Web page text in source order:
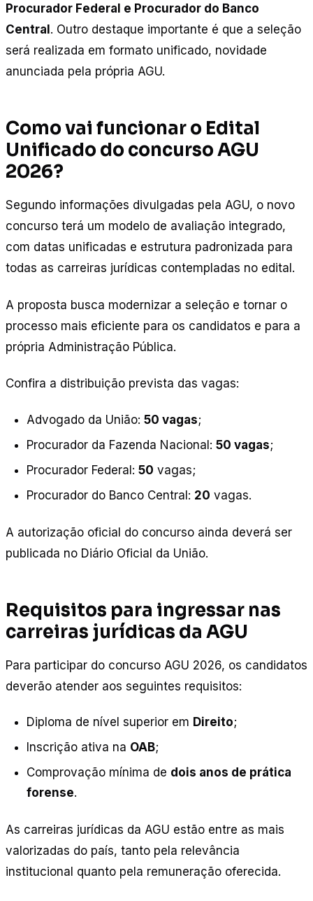
Procurador Federal e Procurador do Banco
Central. Outro destaque importante é que a seleção
será realizada em formato unificado, novidade
anunciada pela própria AGU.
Como vai funcionar o Edital
Unificado do concurso AGU
2026?
Segundo informações divulgadas pela AGU, o novo
concurso terá um modelo de avaliação integrado,
com datas unificadas e estrutura padronizada para
todas as carreiras jurídicas contempladas no edital.
A proposta busca modernizar a seleção e tornar o
processo mais eficiente para os candidatos e para a
própria Administração Pública.
Confira a distribuição prevista das vagas:
Advogado da União: 50 vagas;
Procurador da Fazenda Nacional: 50 vagas;
Procurador Federal: 50 vagas;
Procurador do Banco Central: 20 vagas.
A autorização oficial do concurso ainda deverá ser
publicada no Diário Oficial da União.
Requisitos para ingressar nas
carreiras jurídicas da AGU
Para participar do concurso AGU 2026, os candidatos
deverão atender aos seguintes requisitos:
Diploma de nível superior em Direito;
Inscrição ativa na OAB;
Comprovação mínima de dois anos de prática
forense.
As carreiras jurídicas da AGU estão entre as mais
valorizadas do país, tanto pela relevância
institucional quanto pela remuneração oferecida.